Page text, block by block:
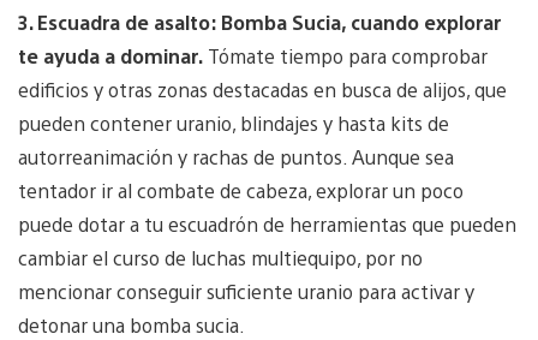
3. Escuadra de asalto: Bomba Sucia, cuando explorar
te ayuda a dominar. Tómate tiempo para comprobar
edificios y otras zonas destacadas en busca de alijos, que
pueden contener uranio, blindajes y hasta kits de
autorreanimación y rachas de puntos. Aunque sea
tentador ir al combate de cabeza, explorar un poco
puede dotar a tu escuadrón de herramientas que pueden
cambiar el curso de luchas multiequipo, por no
mencionar conseguir suficiente uranio para activar y
detonar una bomba sucia.